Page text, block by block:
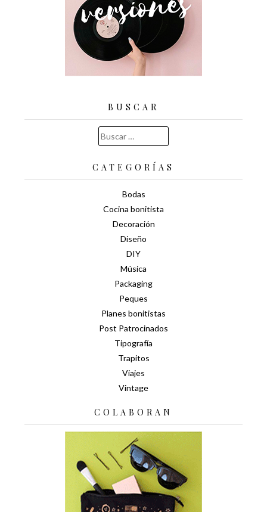
BUSCAR
Buscar:
CATEGORÍAS
Bodas
Cocina bonitista
Decoración
Diseño
DIY
Música
Packaging
Peques
Planes bonitistas
Post Patrocinados
Tipografía
Trapitos
Viajes
Vintage
COLABORAN